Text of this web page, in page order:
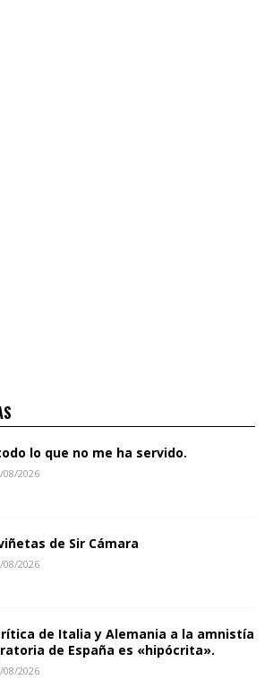
lo que no me ha servido.
08/2026
de Sir Cámara
08/2026
de Italia y Alemania a la amnistía
de España es «hipócrita».
08/2026